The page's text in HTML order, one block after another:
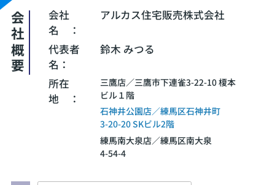
会社概要
会社
名 ：
アルカス住宅販売株式会社
代表者
名：
鈴木 みつる
所在
地 ：
三鷹店／三鷹市下連雀3-22-10 榎本
ビル１階
石神井公園店／練馬区石神井町
3-20-20 SKビル2階
練馬南大泉店／練馬区南大泉
4-54-4